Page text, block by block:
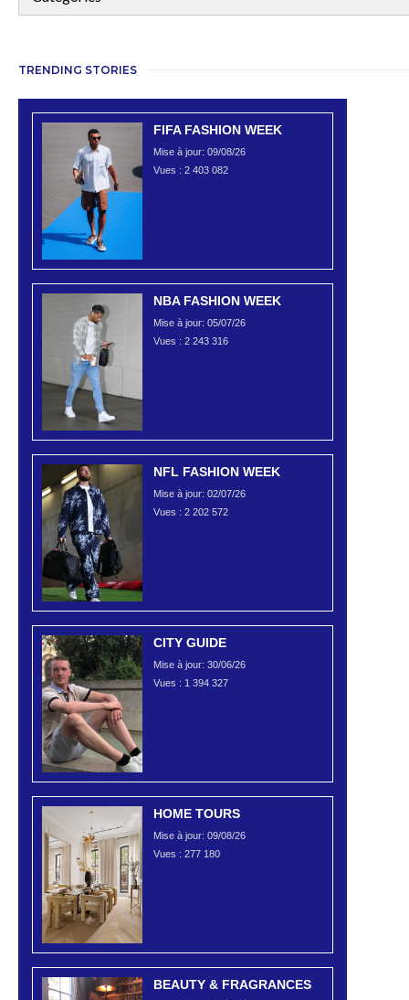
TRENDING STORIES
FIFA FASHION WEEK
Mise à jour: 09/08/26
Vues : 2 403 082
NBA FASHION WEEK
Mise à jour: 05/07/26
Vues : 2 243 316
NFL FASHION WEEK
Mise à jour: 02/07/26
Vues : 2 202 572
CITY GUIDE
Mise à jour: 30/06/26
Vues : 1 394 327
HOME TOURS
Mise à jour: 09/08/26
Vues : 277 180
BEAUTY & FRAGRANCES